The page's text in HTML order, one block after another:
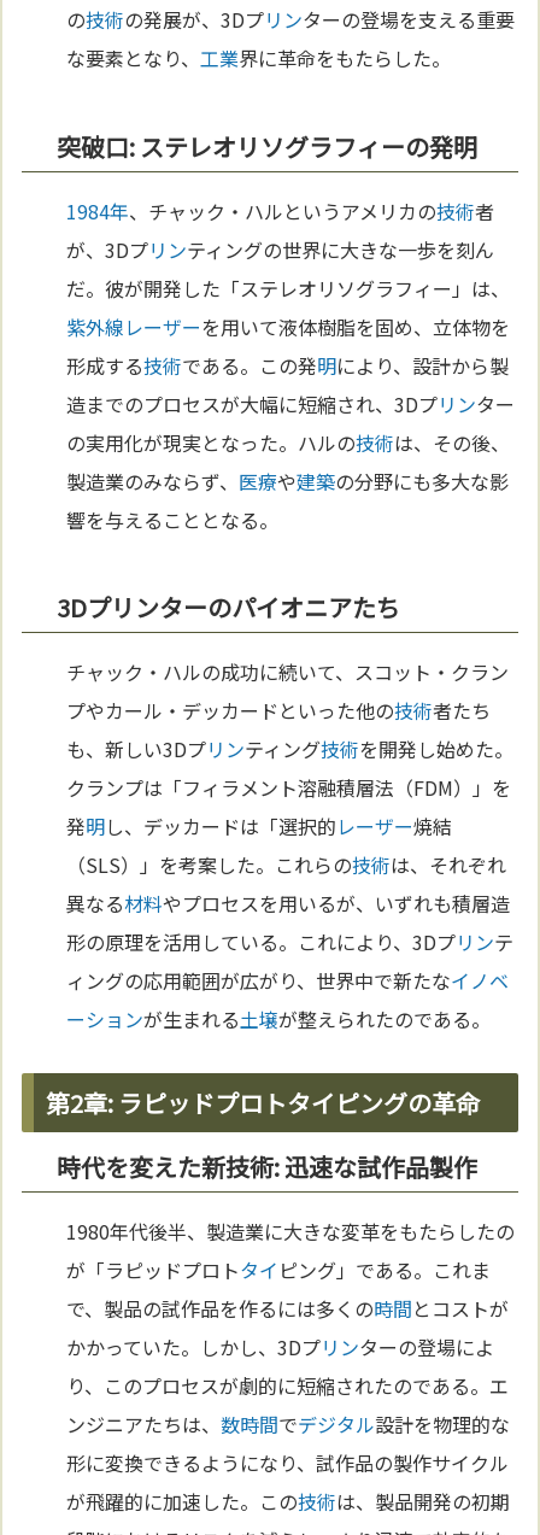
の技術の発展が、3Dプリンターの登場を支える重要
な要素となり、 工業界に革命をもたらした。
突破口: ステレオリソグラフィーの発明
1984年、チャック・ハルというアメリカの技術者
が、3Dプリンティングの世界に大きな一歩を刻ん
だ。彼が開発した「ステレオリソグラフィー」は、
紫外線レーザーを用いて液体樹脂を固め、立体物を
形成する技術である。この発明により、設計から製
造までのプロセスが大幅に短縮され、3Dプリンター
の実用化が現実となった。ハルの技術は、その後、
製造業のみならず、 医療や建築の分野にも多大な影
響を与えることとなる。
3Dプリンターのパイオニアたち
チャック・ハルの成功に続いて、スコット・クラン
プやカール・デッカードといった他の技術者たち
も、新しい3Dプリンティング技術を開発し始めた。
クランプは「フィラメント溶融積層法（FDM）」を
発明し、デッカードは「選択的レーザー焼結
（SLS）」を考案した。これらの技術は、それぞれ
異なる材料やプロセスを用いるが、いずれも積層造
形の原理を活用している。これにより、3Dプリンテ
ィングの応用範囲が広がり、世界中で新たなイノベ
ーションが生まれる土壌が整えられたのである。
第2章: ラピッドプロトタイピングの革命
時代を変えた新技術: 迅速な試作品製作
1980年代後半、製造業に大きな変革をもたらしたの
が「ラピッドプロトタイ ピング」である。これま
で、製品の試作品を作るには多くの時間とコストが
かかっていた。しかし、3Dプリンターの登場によ
り、このプロセスが劇的に短縮されたのである。エ
ンジニアたちは、数時間でデジタル設計を物理的な
形に変換できるようになり、試作品の製作サイクル
が飛躍的に加速した。この技術は、製品開発の初期